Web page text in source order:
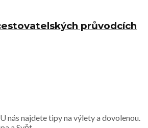
průvodcích
nás najdete tipy na výlety a dovolenou.